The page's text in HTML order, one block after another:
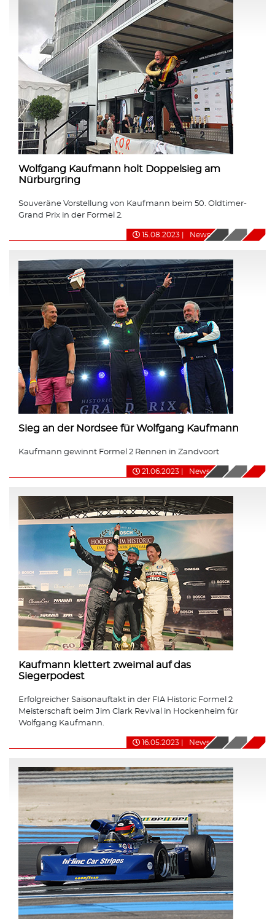
Wolfgang Kaufmann holt Doppelsieg am
Nürburgring
Souveräne Vorstellung von Kaufmann beim 50. Oldtimer-
Grand Prix in der Formel 2.
15.08.2023 News
Sieg an der Nordsee für Wolfgang Kaufmann
Kaufmann gewinnt Formel 2 Rennen in Zandvoort
21.06.2023 News
Kaufmann klettert zweimal auf das
Siegerpodest
Erfolgreicher Saisonauftakt in der FIA Historic Formel 2
Meisterschaft beim Jim Clark Revival in Hockenheim für
Wolfgang Kaufmann.
16.05.2023 News